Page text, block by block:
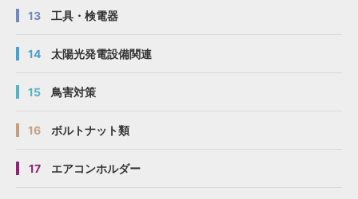
13 工具・検電器
14 太陽光発電設備関連
15 鳥害対策
16 ボルトナット類
17 エアコンホルダー